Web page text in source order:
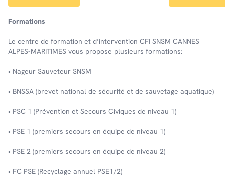
Formations
Le centre de formation et d’intervention CFI SNSM CANNES
ALPES-MARITIMES vous propose plusieurs formations:
• Nageur Sauveteur SNSM
• BNSSA (brevet national de sécurité et de sauvetage aquatique)
• PSC 1 (Prévention et Secours Civiques de niveau 1)
• PSE 1 (premiers secours en équipe de niveau 1)
• PSE 2 (premiers secours en équipe de niveau 2)
• FC PSE (Recyclage annuel PSE1/2)